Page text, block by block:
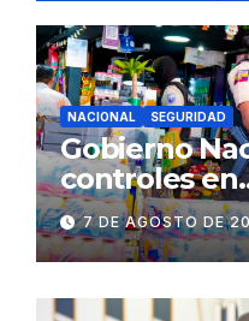
NACIONAL SEGURIDAD
Gobierno
controles en
públicos de
operativos
comerciales
7 DE AGOSTO DE